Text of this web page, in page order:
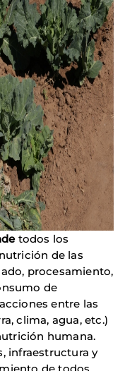
todos los
de las
procesamiento,
de
entre las
clima, agua, etc.)
humana.
infraestructura y
de todos